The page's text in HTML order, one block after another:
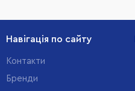
Навігація по сайту
Контакти
Бренди